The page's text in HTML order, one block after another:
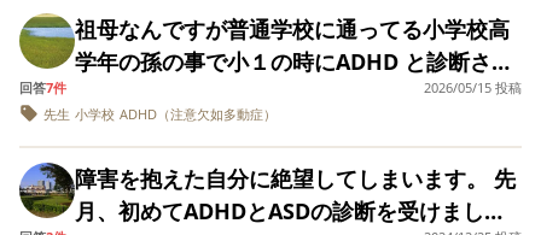
出来ないでしょうし言ってはいけないだろう
し、しかし、適切な教育や療育を受けられた
方が本人がそんなに苦しまなくて済むので
は？とか、お節介で失礼でしょうが、なんだ
か辛そうで考えてしまいます。 外野でもでき
る事が何か無いでしょうか…
ーでWPPSI-Ⅲを受けました。 全検査 算出出
不能 言語理解 算出不能 知覚推理 90 処理
速度 86 語彙総合 122 算出不能は、質問に
回答できなかったからです。 子どものことを
理解できずイライラして怒ってしまうことが
多く、自己嫌悪の日々です。 大抵やるべきこ
とをやらない、集中しないで横道にそれるの
来れば、周囲に気配りができ、積極的に活動
しているとの事です。勉強が嫌いで、算数と
漢字が苦手です。好きな教科は図工と家庭科
との事。ですが、なんやかんやで学校へ行き
たがりません。娘の学校での困り事も今ひと
つ掴めずで、先生にも何を配慮していただけ
祖母なんですが普通学校に通ってる小学校高
学年の孫の事で小１の時にADHD と診断され
薬を服用してます。最近ウソを言う事が多く
この前もクラスの子を殴ったりして校長先生
もウソは良くない、どんなに頭にきても人を
殴るのは良くないヨ。同じ事するヨどんな気
回答7件
2026/05/15 投稿
先生 小学校 ADHD（注意欠如多動症）
障害を抱えた自分に絶望してしまいます。 先
月、初めてADHDとASDの診断を受けまし